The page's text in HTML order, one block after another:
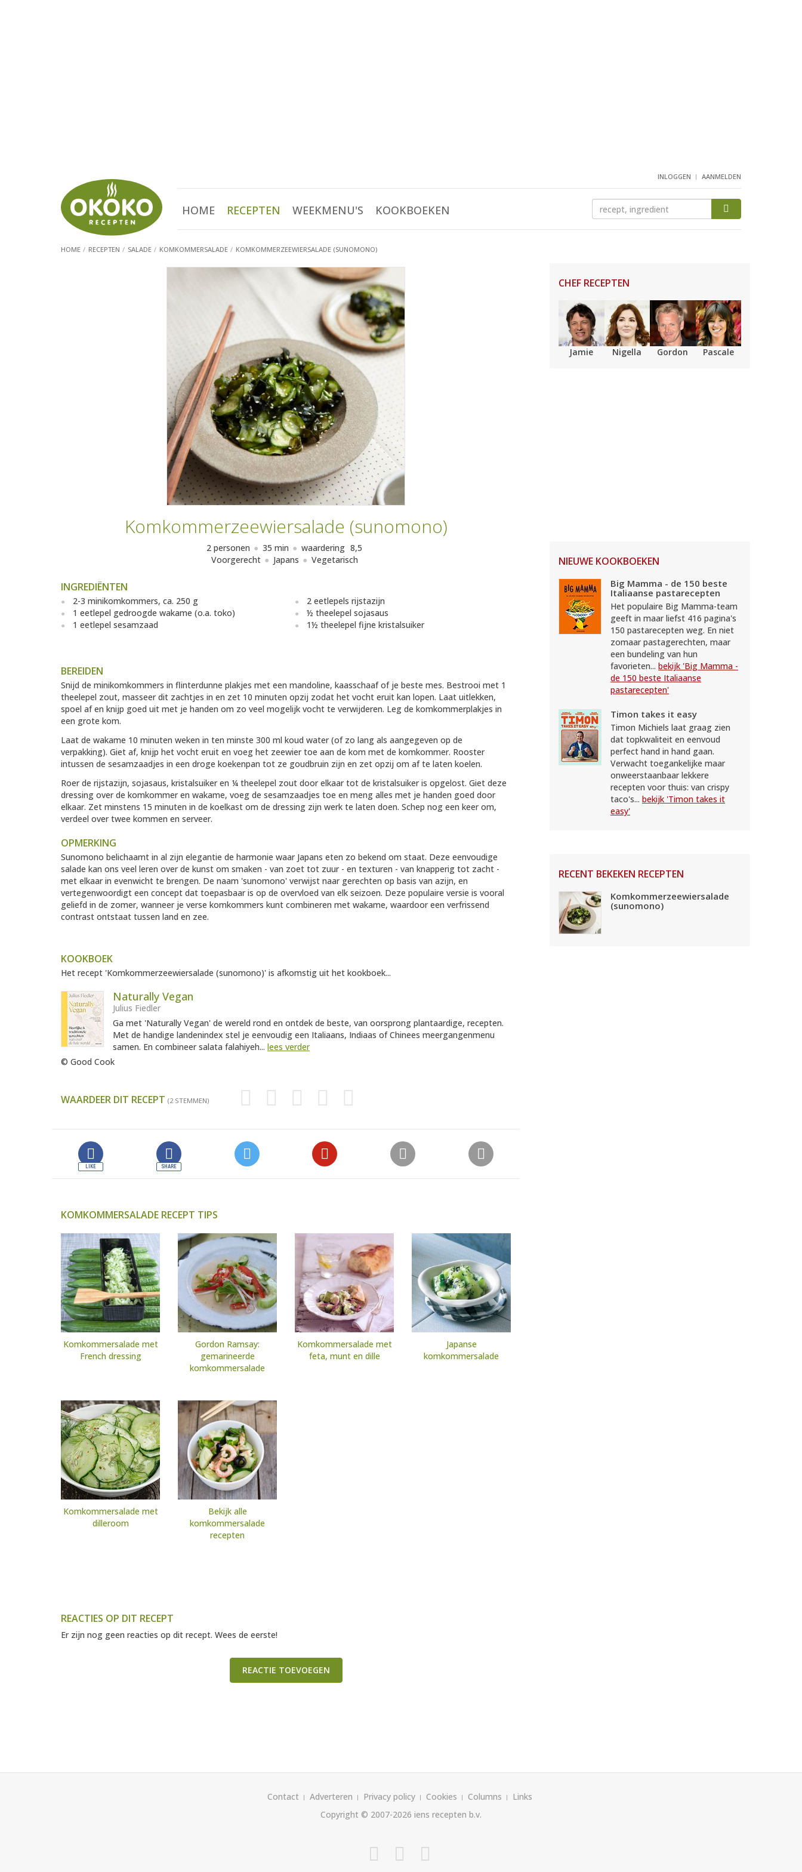
INLOGGEN AANMELDEN
HOME RECEPTEN WEEKMENU'S KOOKBOEKEN
HOME RECEPTEN SALADE KOMKOMMERSALADE KOMKOMMERZEEWIERSALADE (SUNOMONO)
Komkommerzeewiersalade (sunomono)
2 personen 35 min waardering 8,5
Voorgerecht
Japans Vegetarisch
INGREDIËNTEN
2-3 minikomkommers, ca. 250 g
1 eetlepel gedroogde wakame (o.a. toko)
1 eetlepel sesamzaad
2 eetlepels rijstazijn
½ theelepel sojasaus
1½ theelepel fijne kristalsuiker
BEREIDEN
Snijd de minikomkommers in flinterdunne plakjes met een mandoline, kaasschaaf of je beste mes. Bestrooi met 1
theelepel zout, masseer dit zachtjes in en zet 10 minuten opzij zodat het vocht eruit kan lopen. Laat uitlekken,
spoel af en knijp goed uit met je handen om zo veel mogelijk vocht te verwijderen. Leg de komkommerplakjes in
een grote kom.
Laat de wakame 10 minuten weken in ten minste 300 ml koud water (of zo lang als aangegeven op de
verpakking). Giet af, knijp het vocht eruit en voeg het zeewier toe aan de kom met de komkommer. Rooster
intussen de sesamzaadjes in een droge koekenpan tot ze goudbruin zijn en zet opzij om af te laten koelen.
Roer de rijstazijn, sojasaus, kristalsuiker en ¼ theelepel zout door elkaar tot de kristalsuiker is opgelost. Giet deze
dressing over de komkommer en wakame, voeg de sesamzaadjes toe en meng alles met je handen goed door
elkaar. Zet minstens 15 minuten in de koelkast om de dressing zijn werk te laten doen. Schep nog een keer om,
verdeel over twee kommen en serveer.
OPMERKING
Sunomono belichaamt in al zijn elegantie de harmonie waar Japans eten zo bekend om staat. Deze eenvoudige
salade kan ons veel leren over de kunst om smaken - van zoet tot zuur - en texturen - van knapperig tot zacht -
met elkaar in evenwicht te brengen. De naam 'sunomono' verwijst naar gerechten op basis van azijn, en
vertegenwoordigt een concept dat toepasbaar is op de overvloed van elk seizoen. Deze populaire versie is vooral
geliefd in de zomer, wanneer je verse komkommers kunt combineren met wakame, waardoor een verfrissend
contrast ontstaat tussen land en zee.
KOOKBOEK
Het recept 'Komkommerzeewiersalade (sunomono)' is afkomstig uit het kookboek...
Naturally Vegan
Julius Fiedler
Ga met 'Naturally Vegan' de wereld rond en ontdek de beste, van oorsprong plantaardige, recepten.
Met de handige landenindex stel je eenvoudig een Italiaans, Indiaas of Chinees meergangenmenu
samen. En combineer salata falahiyeh... lees verder
© Good Cook
WAARDEER DIT RECEPT (2 STEMMEN)
KOMKOMMERSALADE RECEPT TIPS
Komkommersalade met
French dressing
Gordon Ramsay:
gemarineerde
komkommersalade
Komkommersalade met
feta, munt en dille
Japanse
komkommersalade
Komkommersalade met
dilleroom
Bekijk alle
komkommersalade
recepten
REACTIES OP DIT RECEPT
Er zijn nog geen reacties op dit recept. Wees de eerste!
REACTIE TOEVOEGEN
CHEF RECEPTEN
Jamie Nigella Gordon Pascale
NIEUWE KOOKBOEKEN
Big Mamma - de 150 beste
Italiaanse pastarecepten
Het populaire Big Mamma-team
geeft in maar liefst 416 pagina's
150 pastarecepten weg. En niet
zomaar pastagerechten, maar
een bundeling van hun
favorieten... bekijk 'Big Mamma -
de 150 beste Italiaanse
pastarecepten'
Timon takes it easy
Timon Michiels laat graag zien
dat topkwaliteit en eenvoud
perfect hand in hand gaan.
Verwacht toegankelijke maar
onweerstaanbaar lekkere
recepten voor thuis: van crispy
taco's... bekijk 'Timon takes it
easy'
RECENT BEKEKEN RECEPTEN
Komkommerzeewiersalade
(sunomono)
Contact Adverteren Privacy policy Cookies Columns
Links
Copyright © 2007-2026 iens recepten b.v.